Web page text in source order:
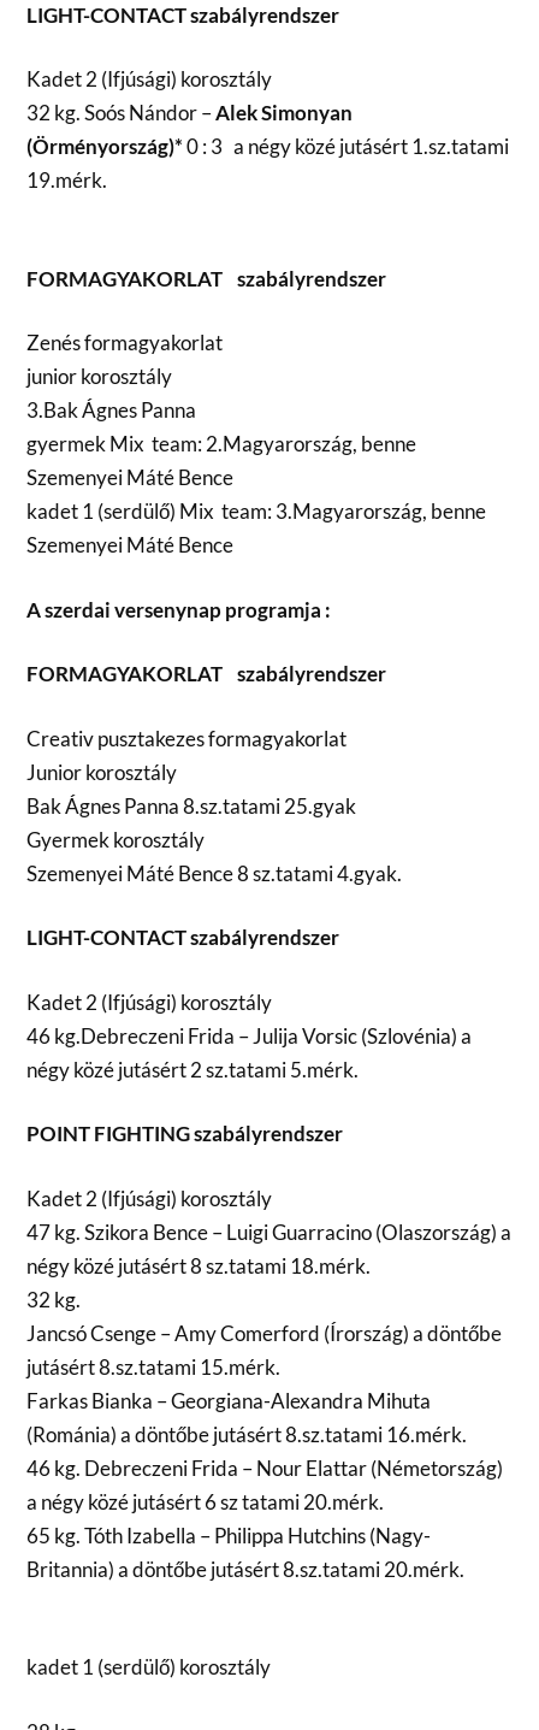
LIGHT-CONTACT szabályrendszer
Kadet 2 (Ifjúsági) korosztály
32 kg. Soós Nándor –Alek Simonyan
(Örményország)*0 : 3 a négy közé jutásért 1.sz.tatami
19.mérk.
FORMAGYAKORLAT szabályrendszer
Zenés formagyakorlat
junior korosztály
3.Bak Ágnes Panna
gyermek Mix team: 2.Magyarország, benne
Szemenyei Máté Bence
kadet 1 (serdülő) Mix team: 3.Magyarország, benne
Szemenyei Máté Bence
A szerdai versenynap programja :
FORMAGYAKORLAT szabályrendszer
Creativ pusztakezes formagyakorlat
Junior korosztály
Bak Ágnes Panna 8.sz.tatami 25.gyak
Gyermek korosztály
Szemenyei Máté Bence 8 sz.tatami 4.gyak.
LIGHT-CONTACT szabályrendszer
Kadet 2 (Ifjúsági) korosztály
46 kg.Debreczeni Frida – Julija Vorsic (Szlovénia) a
négy közé jutásért 2 sz.tatami 5.mérk.
POINT FIGHTING szabályrendszer
Kadet 2 (Ifjúsági) korosztály
47 kg. Szikora Bence – Luigi Guarracino (Olaszország) a
négy közé jutásért 8 sz.tatami 18.mérk.
32 kg.
Jancsó Csenge – Amy Comerford (Írország) a döntőbe
jutásért 8.sz.tatami 15.mérk.
Farkas Bianka – Georgiana-Alexandra Mihuta
(Románia) a döntőbe jutásért 8.sz.tatami 16.mérk.
46 kg. Debreczeni Frida – Nour Elattar (Németország)
a négy közé jutásért 6 sz tatami 20.mérk.
65 kg. Tóth Izabella – Philippa Hutchins (Nagy-
Britannia) a döntőbe jutásért 8.sz.tatami 20.mérk.
kadet 1 (serdülő) korosztály